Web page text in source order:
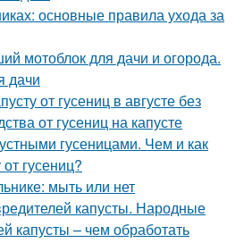
основные правила ухода за
мотоблок для дачи и огорода.
дачи
от гусениц в августе без
от гусениц на капусте
гусеницами. Чем и как
гусениц?
мыть или нет
капусты. Народные
капусты – чем обработать